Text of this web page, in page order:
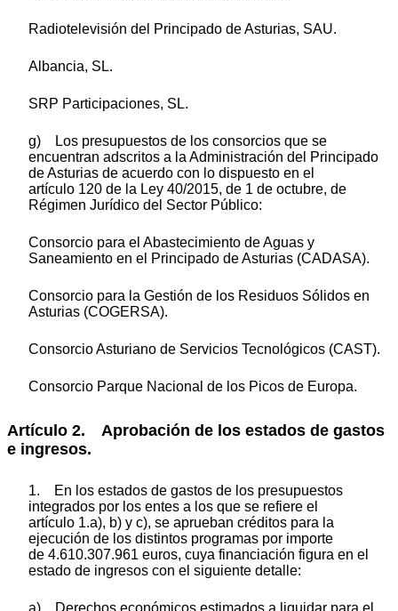
Radiotelevisión del Principado de Asturias, SAU.
Albancia, SL.
SRP Participaciones, SL.
g) Los presupuestos de los consorcios que se
encuentran adscritos a la Administración del Principado
de Asturias de acuerdo con lo dispuesto en el
artículo 120 de la Ley 40/2015, de 1 de octubre, de
Régimen Jurídico del Sector Público:
Consorcio para el Abastecimiento de Aguas y
Saneamiento en el Principado de Asturias (CADASA).
Consorcio para la Gestión de los Residuos Sólidos en
Asturias (COGERSA).
Consorcio Asturiano de Servicios Tecnológicos (CAST).
Consorcio Parque Nacional de los Picos de Europa.
Artículo 2. Aprobación de los estados de gastos
e ingresos.
1. En los estados de gastos de los presupuestos
integrados por los entes a los que se refiere el
artículo 1.a), b) y c), se aprueban créditos para la
ejecución de los distintos programas por importe
de 4.610.307.961 euros, cuya financiación figura en el
estado de ingresos con el siguiente detalle: